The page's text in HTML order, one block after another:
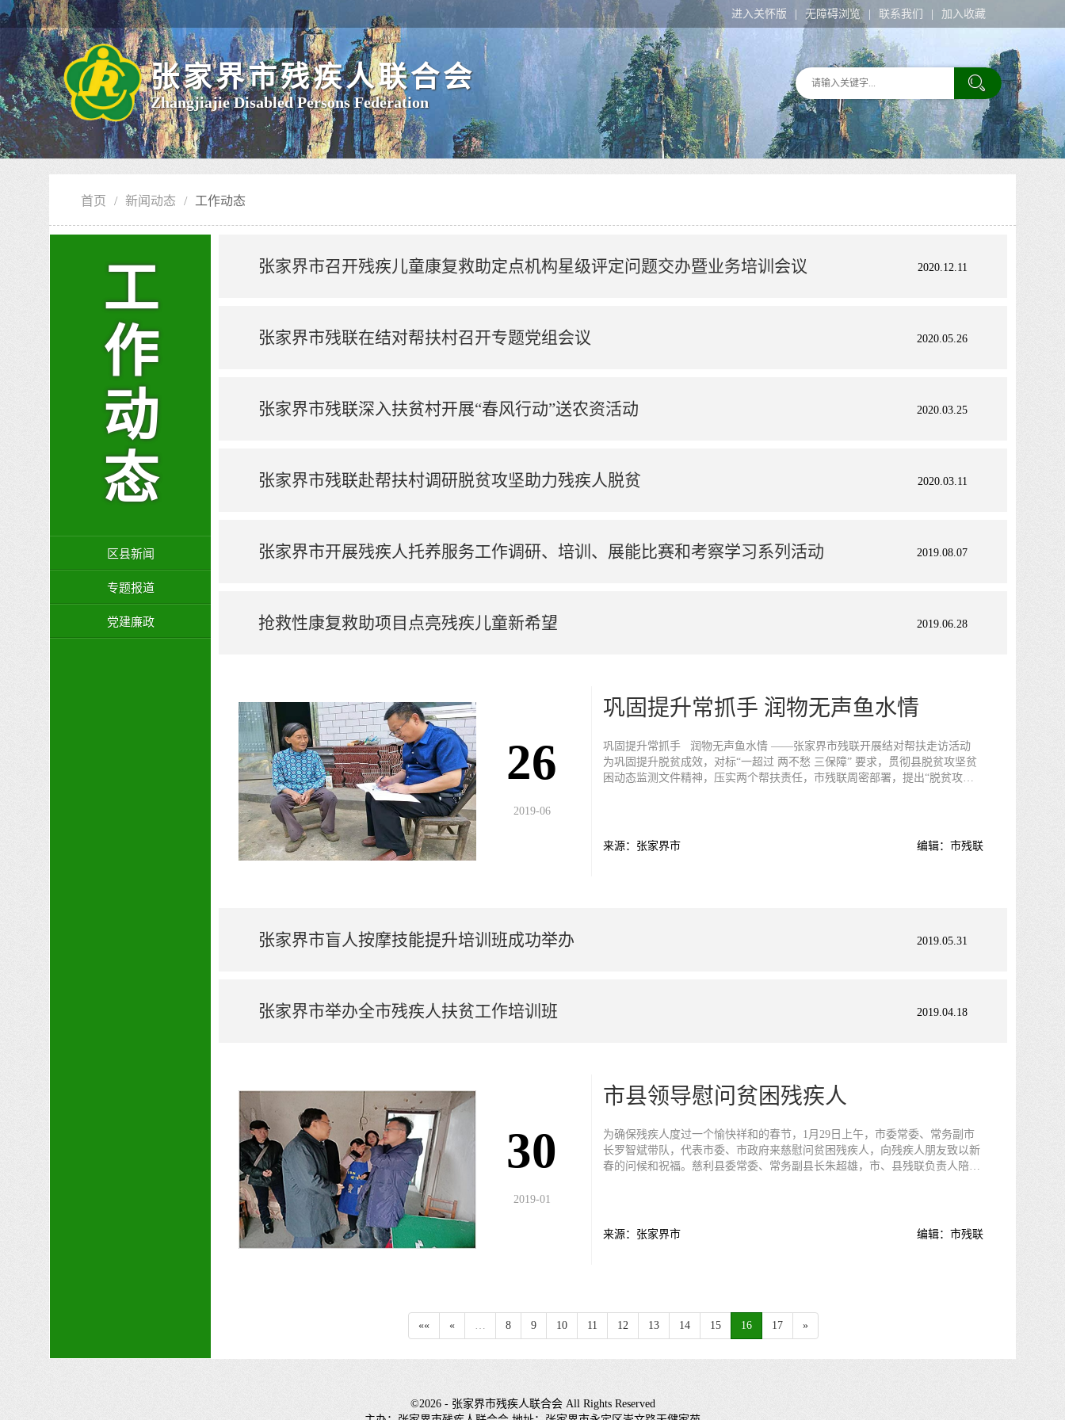
进入关怀版 无障碍浏览 联系我们 加入收藏
张家界市残疾人联合会
Zhangjiajie Disabled Persons Federation
首页 / 新闻动态 / 工作动态
工
作
动
态
区县新闻
专题报道
党建廉政
张家界市召开残疾儿童康复救助定点机构星级评定问题交办暨业务培训会议 2020.12.11
张家界市残联在结对帮扶村召开专题党组会议 2020.05.26
张家界市残联深入扶贫村开展“春风行动”送农资活动 2020.03.25
张家界市残联赴帮扶村调研脱贫攻坚助力残疾人脱贫 2020.03.11
张家界市开展残疾人托养服务工作调研、培训、展能比赛和考察学习系列活动 2019.08.07
抢救性康复救助项目点亮残疾儿童新希望 2019.06.28
26
2019-06
巩固提升常抓手 润物无声鱼水情
巩固提升常抓手 润物无声鱼水情 ——张家界市残联开展结对帮扶走访活动
为巩固提升脱贫成效，对标“一超过 两不愁 三保障” 要求，贯彻县脱贫攻坚贫
困动态监测文件精神，压实两个帮扶责任，市残联周密部署，提出“脱贫攻坚
列的生产生活状况，坚持具体问题具体分析，因地制宜，认真研究可行的帮扶
来源：张家界市 编辑：市残联
张家界市盲人按摩技能提升培训班成功举办 2019.05.31
张家界市举办全市残疾人扶贫工作培训班 2019.04.18
30
2019-01
市县领导慰问贫困残疾人
为确保残疾人度过一个愉快祥和的春节，1月29日上午，市委常委、常务副市
长罗智斌带队，代表市委、市政府来慈慰问贫困残疾人，向残疾人朋友致以新
春的问候和祝福。慈利县委常委、常务副县长朱超雄，市、县残联负责人陪同
持和帮助，切实为残疾人解决实际困难和问题。罗智斌指出，今年是新中国成
来源：张家界市 编辑：市残联
«« « … 8 9 10 11 12 13 14 15 16 17 »
©2026 - 张家界市残疾人联合会 All Rights Reserved